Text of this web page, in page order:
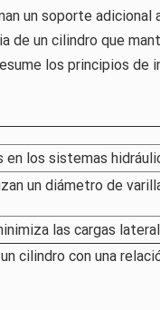
un soporte adicional
de un cilindro que
los principios de
los sistemas
un diámetro de
las cargas
cilindro con una